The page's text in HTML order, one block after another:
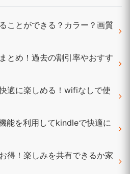
ことができる？カラー？画質
とめ！過去の割引率やおすす
適に楽しめる！wifiなしで使
能を利用してkindleで快適に
得！楽しみを共有できるか家